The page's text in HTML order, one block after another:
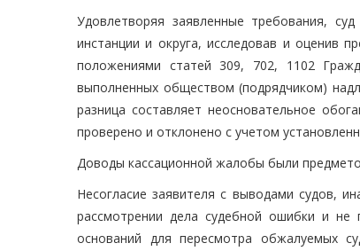
Удовлетворяя заявленные требования,
инстанции и округа, исследовав и оценив
положениями статей 309, 702, 1102
выполненных обществом (подрядчиком)
разница составляет неосновательное
проверено и отклонено с учетом
Доводы кассационной жалобы были
Несогласие заявителя с выводами судов,
рассмотрении дела судебной ошибки и
оснований для пересмотра обжалуемых